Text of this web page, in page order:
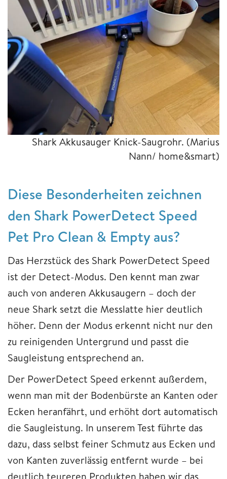
Shark Akkusauger Knick-Saugrohr. (Marius
Nann/ home&smart)
Diese Besonderheiten zeichnen
den Shark PowerDetect Speed
Pet Pro Clean & Empty aus?
Das Herzstück des Shark PowerDetect Speed
ist der Detect-Modus. Den kennt man zwar
auch von anderen Akkusaugern – doch der
neue Shark setzt die Messlatte hier deutlich
höher. Denn der Modus erkennt nicht nur den
zu reinigenden Untergrund und passt die
Saugleistung entsprechend an.
Der PowerDetect Speed erkennt außerdem,
wenn man mit der Bodenbürste an Kanten oder
Ecken heranfährt, und erhöht dort automatisch
die Saugleistung. In unserem Test führte das
dazu, dass selbst feiner Schmutz aus Ecken und
von Kanten zuverlässig entfernt wurde – bei
deutlich teureren Produkten haben wir das